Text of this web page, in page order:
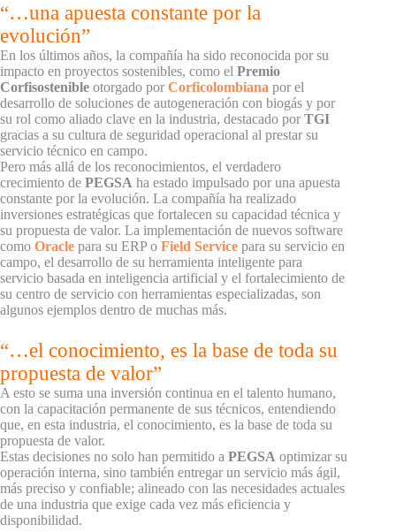
“…una apuesta constante por la
evolución”
En los últimos años, la compañía ha sido reconocida por su
impacto en proyectos sostenibles, como el Premio
Corfisostenible otorgado por Corficolombiana por el
desarrollo de soluciones de autogeneración con biogás y por
su rol como aliado clave en la industria, destacado por TGI
gracias a su cultura de seguridad operacional al prestar su
servicio técnico en campo.
Pero más allá de los reconocimientos, el verdadero
crecimiento de PEGSA ha estado impulsado por una apuesta
constante por la evolución. La compañía ha realizado
inversiones estratégicas que fortalecen su capacidad técnica y
su propuesta de valor. La implementación de nuevos software
como Oracle para su ERP o Field Service para su servicio en
campo, el desarrollo de su herramienta inteligente para
servicio basada en inteligencia artificial y el fortalecimiento de
su centro de servicio con herramientas especializadas, son
algunos ejemplos dentro de muchas más.
“…el conocimiento, es la base de toda su
propuesta de valor”
A esto se suma una inversión continua en el talento humano,
con la capacitación permanente de sus técnicos, entendiendo
que, en esta industria, el conocimiento, es la base de toda su
propuesta de valor.
Estas decisiones no solo han permitido a PEGSA optimizar su
operación interna, sino también entregar un servicio más ágil,
más preciso y confiable; alineado con las necesidades actuales
de una industria que exige cada vez más eficiencia y
disponibilidad.